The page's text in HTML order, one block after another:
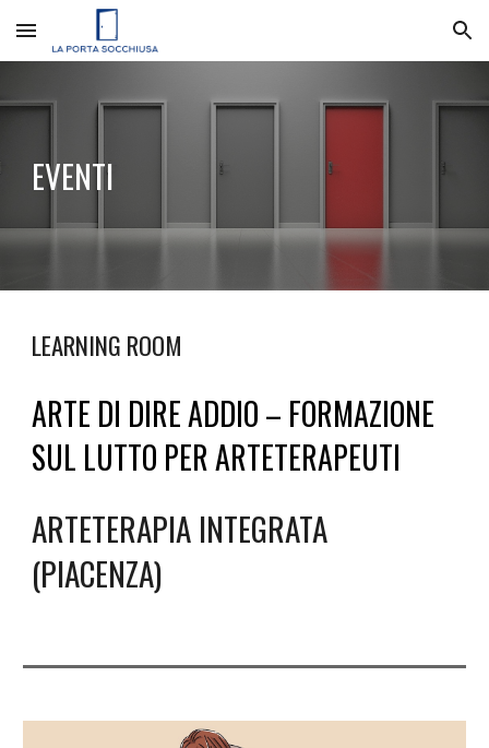
Skip to main content Skip to navigation
EVENTI
LEARNING ROOM
ARTE DI DIRE ADDIO – FORMAZIONE
SUL LUTTO PER ARTETERAPEUTI
ARTETERAPIA INTEGRATA
(PIACENZA)